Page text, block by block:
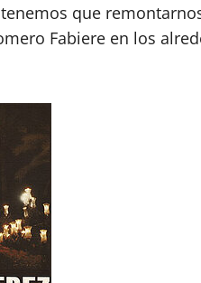
que
Fabiere en los